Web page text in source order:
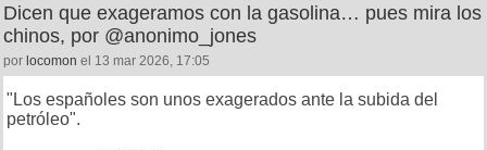
Dicen que exageramos con la gasolina… pues mira los
chinos, por @anonimo_jones
por locomon el 13 mar 2026, 17:05
"Los españoles son unos exagerados ante la subida del
petróleo".